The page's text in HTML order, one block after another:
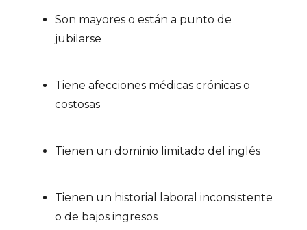
Son mayores o están a punto de
jubilarse
Tiene afecciones médicas crónicas o
costosas
Tienen un dominio limitado del inglés
Tienen un historial laboral inconsistente
o de bajos ingresos